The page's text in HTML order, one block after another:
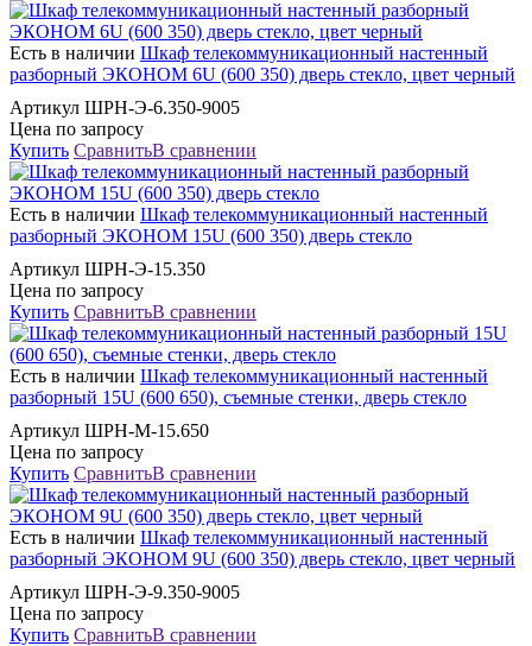
Есть в наличии Шкаф телекоммуникационный настенный
разборный ЭКОНОМ 6U (600 350) дверь стекло, цвет черный
Артикул ШРН-Э-6.350-9005
Цена по запросу
Купить СравнитьВ сравнении
Есть в наличии Шкаф телекоммуникационный настенный
разборный ЭКОНОМ 15U (600 350) дверь стекло
Артикул ШРН-Э-15.350
Цена по запросу
Купить СравнитьВ сравнении
Есть в наличии Шкаф телекоммуникационный настенный
разборный 15U (600 650), съемные стенки, дверь стекло
Артикул ШРН-М-15.650
Цена по запросу
Купить СравнитьВ сравнении
Есть в наличии Шкаф телекоммуникационный настенный
разборный ЭКОНОМ 9U (600 350) дверь стекло, цвет черный
Артикул ШРН-Э-9.350-9005
Цена по запросу
Купить СравнитьВ сравнении